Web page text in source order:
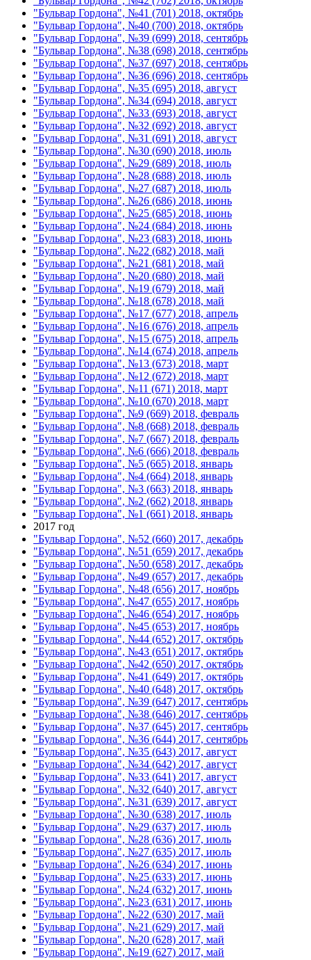
"Бульвар Гордона", №41 (701) 2018, октябрь
"Бульвар Гордона", №40 (700) 2018, октябрь
"Бульвар Гордона", №39 (699) 2018, сентябрь
"Бульвар Гордона", №38 (698) 2018, сентябрь
"Бульвар Гордона", №37 (697) 2018, сентябрь
"Бульвар Гордона", №36 (696) 2018, сентябрь
"Бульвар Гордона", №35 (695) 2018, август
"Бульвар Гордона", №34 (694) 2018, август
"Бульвар Гордона", №33 (693) 2018, август
"Бульвар Гордона", №32 (692) 2018, август
"Бульвар Гордона", №31 (691) 2018, август
"Бульвар Гордона", №30 (690) 2018, июль
"Бульвар Гордона", №29 (689) 2018, июль
"Бульвар Гордона", №28 (688) 2018, июль
"Бульвар Гордона", №27 (687) 2018, июль
"Бульвар Гордона", №26 (686) 2018, июнь
"Бульвар Гордона", №25 (685) 2018, июнь
"Бульвар Гордона", №24 (684) 2018, июнь
"Бульвар Гордона", №23 (683) 2018, июнь
"Бульвар Гордона", №22 (682) 2018, май
"Бульвар Гордона", №21 (681) 2018, май
"Бульвар Гордона", №20 (680) 2018, май
"Бульвар Гордона", №19 (679) 2018, май
"Бульвар Гордона", №18 (678) 2018, май
"Бульвар Гордона", №17 (677) 2018, апрель
"Бульвар Гордона", №16 (676) 2018, апрель
"Бульвар Гордона", №15 (675) 2018, апрель
"Бульвар Гордона", №14 (674) 2018, апрель
"Бульвар Гордона", №13 (673) 2018, март
"Бульвар Гордона", №12 (672) 2018, март
"Бульвар Гордона", №11 (671) 2018, март
"Бульвар Гордона", №10 (670) 2018, март
"Бульвар Гордона", №9 (669) 2018, февраль
"Бульвар Гордона", №8 (668) 2018, февраль
"Бульвар Гордона", №7 (667) 2018, февраль
"Бульвар Гордона", №6 (666) 2018, февраль
"Бульвар Гордона", №5 (665) 2018, январь
"Бульвар Гордона", №4 (664) 2018, январь
"Бульвар Гордона", №3 (663) 2018, январь
"Бульвар Гордона", №2 (662) 2018, январь
"Бульвар Гордона", №1 (661) 2018, январь
2017 год
"Бульвар Гордона", №52 (660) 2017, декабрь
"Бульвар Гордона", №51 (659) 2017, декабрь
"Бульвар Гордона", №50 (658) 2017, декабрь
"Бульвар Гордона", №49 (657) 2017, декабрь
"Бульвар Гордона", №48 (656) 2017, ноябрь
"Бульвар Гордона", №47 (655) 2017, ноябрь
"Бульвар Гордона", №46 (654) 2017, ноябрь
"Бульвар Гордона", №45 (653) 2017, ноябрь
"Бульвар Гордона", №44 (652) 2017, октябрь
"Бульвар Гордона", №43 (651) 2017, октябрь
"Бульвар Гордона", №42 (650) 2017, октябрь
"Бульвар Гордона", №41 (649) 2017, октябрь
"Бульвар Гордона", №40 (648) 2017, октябрь
"Бульвар Гордона", №39 (647) 2017, сентябрь
"Бульвар Гордона", №38 (646) 2017, сентябрь
"Бульвар Гордона", №37 (645) 2017, сентябрь
"Бульвар Гордона", №36 (644) 2017, сентябрь
"Бульвар Гордона", №35 (643) 2017, август
"Бульвар Гордона", №34 (642) 2017, август
"Бульвар Гордона", №33 (641) 2017, август
"Бульвар Гордона", №32 (640) 2017, август
"Бульвар Гордона", №31 (639) 2017, август
"Бульвар Гордона", №30 (638) 2017, июль
"Бульвар Гордона", №29 (637) 2017, июль
"Бульвар Гордона", №28 (636) 2017, июль
"Бульвар Гордона", №27 (635) 2017, июль
"Бульвар Гордона", №26 (634) 2017, июнь
"Бульвар Гордона", №25 (633) 2017, июнь
"Бульвар Гордона", №24 (632) 2017, июнь
"Бульвар Гордона", №23 (631) 2017, июнь
"Бульвар Гордона", №22 (630) 2017, май
"Бульвар Гордона", №21 (629) 2017, май
"Бульвар Гордона", №20 (628) 2017, май
"Бульвар Гордона", №19 (627) 2017, май